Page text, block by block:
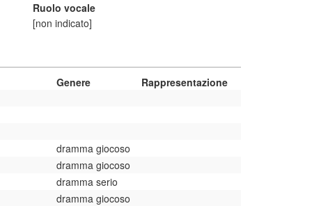
Ruolo vocale
[non indicato]
Genere
Rappresentazione
dramma giocoso
dramma giocoso
dramma serio
dramma giocoso